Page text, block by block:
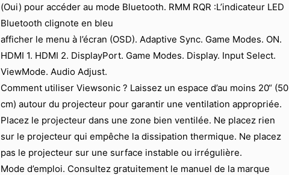
(Oui) pour accéder au mode Bluetooth. RMM RQR :L’indicateur LED
Bluetooth clignote en bleu
afficher le menu à l’écran (OSD). Adaptive Sync. Game Modes. ON.
HDMI 1. HDMI 2. DisplayPort. Game Modes. Display. Input Select.
ViewMode. Audio Adjust.
Comment utiliser Viewsonic ? Laissez un espace d’au moins 20“ (50
cm) autour du projecteur pour garantir une ventilation appropriée.
Placez le projecteur dans une zone bien ventilée. Ne placez rien
sur le projecteur qui empêche la dissipation thermique. Ne placez
pas le projecteur sur une surface instable ou irrégulière.
Mode d’emploi. Consultez gratuitement le manuel de la marque